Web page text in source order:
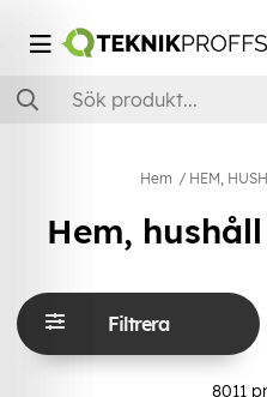
Hem HEM,
Hem,
Filtrera
8011